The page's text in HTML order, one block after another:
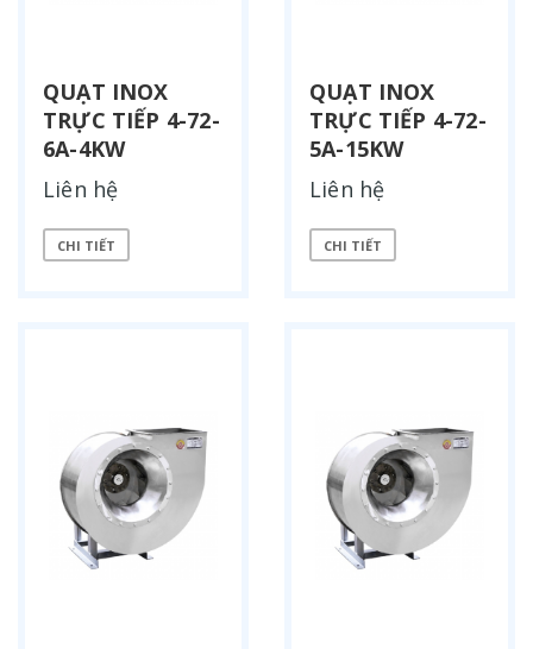
QUẠT INOX
TRỰC TIẾP 4-72-
6A-4KW
Liên hệ
CHI TIẾT
QUẠT INOX
TRỰC TIẾP 4-72-
5A-15KW
Liên hệ
CHI TIẾT